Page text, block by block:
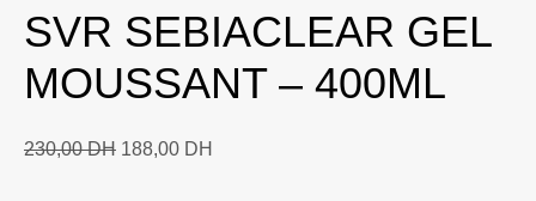
SVR SEBIACLEAR GEL
MOUSSANT – 400ML
230,00DH Le
188,00 DH